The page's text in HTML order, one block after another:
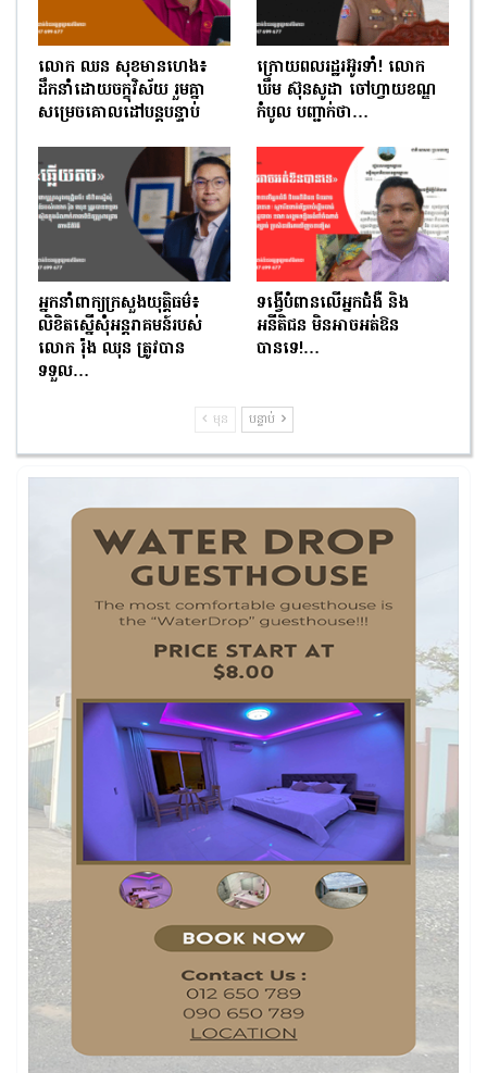
លោក ឈន សុខមានហេង៖
ដឹកនាំដោយចក្ខុវិស័យ រួមគ្នា
សម្រេចគោលដៅបន្តបន្ទាប់
ក្រោយពលរដ្ឋរអ៊ូរទាំ! លោក
ឃឹម ស៊ុនសូដា ចៅហ្វាយខណ្ឌ
កំបូល បញ្ជាក់ថា…
អ្នកនាំពាក្យក្រសួងយុត្តិធម៌៖
លិខិតស្នើសុំអន្តរាគមន៍របស់
លោក រ៉ុង ឈុន ត្រូវបាន
ទទួល…
ទង្វើបំពានលើអ្នកជំងឺ និង
អនីតិជន មិនអាចអត់ឱន
បានទេ!…
មុន បន្ទាប់